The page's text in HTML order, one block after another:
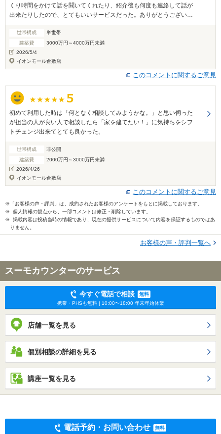
くり時間をかけて話を聞いてくれたり、紹介後も何度も連絡して話が
出来たりしたので、とてもいいサービスだった。ありがとうございま
世帯構成
単世帯
建築費
3000万円～4000万円未満
2026/5/4
イオンモール倉敷店
このコメントに関するご意見
初めて利用した時は「何となく相談してみようかな。」と思い伺った
が担当の人が良い人で相談したら「家を建てたい！」に気持ちをシフ
トチェンジ出来てとても良かった。
世帯構成
非公開
建築費
2000万円～3000万円未満
2026/4/26
イオンモール倉敷店
このコメントに関するご意見
※「お客様の声・評判」は、成約されたお客様のアンケートをもとに掲載しております。
※ 個人情報の観点から、一部コメントは修正・削除しています。
※ 掲載内容は投稿当時の情報であり、現在の提供サービスについて内容を保証するものではあ
りません。
お客様の声・評判一覧へ
スーモカウンターのサービス
今すぐ電話で相談
無料
携帯・PHSも無料 | 10:00〜18:00 年末年始休業
店舗一覧を見る
個別相談の詳細を見る
講座一覧を見る
電話予約・お問い合わせ 無料